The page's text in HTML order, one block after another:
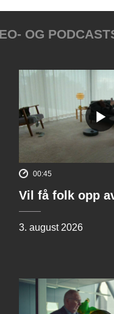
OG
00:45
Vil få folk opp
3. august 2026